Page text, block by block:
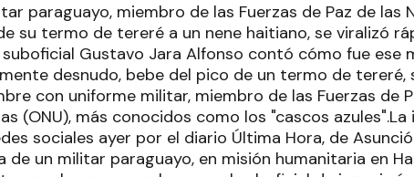
paraguayo, miembro de las Fuerzas de Paz de las
su termo de tereré a un nene haitiano, se viralizó
suboficial Gustavo Jara Alfonso contó cómo fue ese
desnudo, bebe del pico de un termo de tereré,
con uniforme militar, miembro de las Fuerzas de
(ONU), más conocidos como los "cascos
sociales ayer por el diario Última Hora, de
un militar paraguayo, en misión humanitaria en